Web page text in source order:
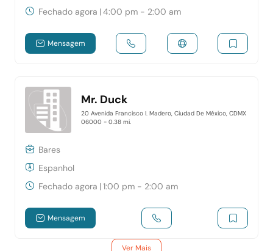
Fechado agora |4:00 pm - 2:00 am
Mensagem
Mr. Duck
20 Avenida Francisco I. Madero, Ciudad De México, CDMX
06000 - 0.38 mi.
Bares
Espanhol
Fechado agora |1:00 pm - 2:00 am
Mensagem
Ver Mais